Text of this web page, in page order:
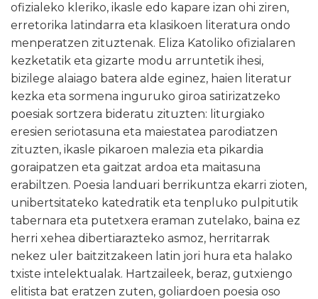
ofizialeko kleriko, ikasle edo kapare izan ohi ziren,
erretorika latindarra eta klasikoen literatura ondo
menperatzen zituztenak. Eliza Katoliko ofizialaren
kezketatik eta gizarte modu arruntetik ihesi,
bizilege alaiago batera alde eginez, haien literatur
kezka eta sormena inguruko giroa satirizatzeko
poesiak sortzera bideratu zituzten: liturgiako
eresien seriotasuna eta maiestatea parodiatzen
zituzten, ikasle pikaroen malezia eta pikardia
goraipatzen eta gaitzat ardoa eta maitasuna
erabiltzen. Poesia landuari berrikuntza ekarri zioten,
unibertsitateko katedratik eta tenpluko pulpitutik
tabernara eta putetxera eraman zutelako, baina ez
herri xehea dibertiarazteko asmoz, herritarrak
nekez uler baitzitzakeen latin jori hura eta halako
txiste intelektualak. Hartzaileek, beraz, gutxiengo
elitista bat eratzen zuten, goliardoen poesia oso